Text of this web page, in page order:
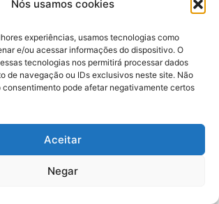
Nós usamos cookies
experiências, usamos tecnologias como
e/ou acessar informações do dispositivo. O
tecnologias nos permitirá processar dados
de navegação ou IDs exclusivos neste site. Não
consentimento pode afetar negativamente certos
Aceitar
Negar